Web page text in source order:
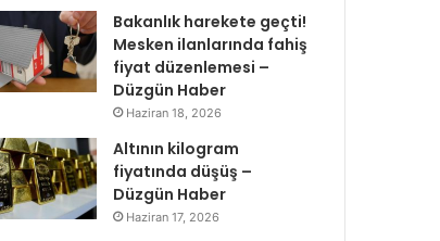
Bakanlık harekete geçti!
Mesken ilanlarında fahiş
fiyat düzenlemesi –
Düzgün Haber
Haziran 18, 2026
Altının kilogram
fiyatında düşüş –
Düzgün Haber
Haziran 17, 2026